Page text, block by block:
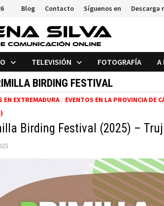
Blog Contacto Síguenos en Descarga
TELEVISIÓN FOTOGRAFÍA A
BIRDING FESTIVAL
EN EXTREMADURA/ EVENTOS EN LA PROVINCIA DE
Birding Festival (2025) –